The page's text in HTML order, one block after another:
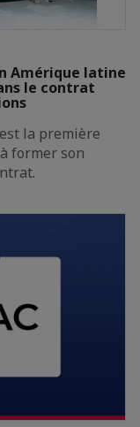
Amérique latine
le contrat
la première
former son